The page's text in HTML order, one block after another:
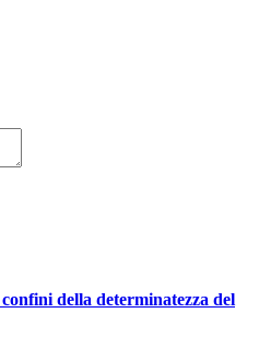
della determinatezza del